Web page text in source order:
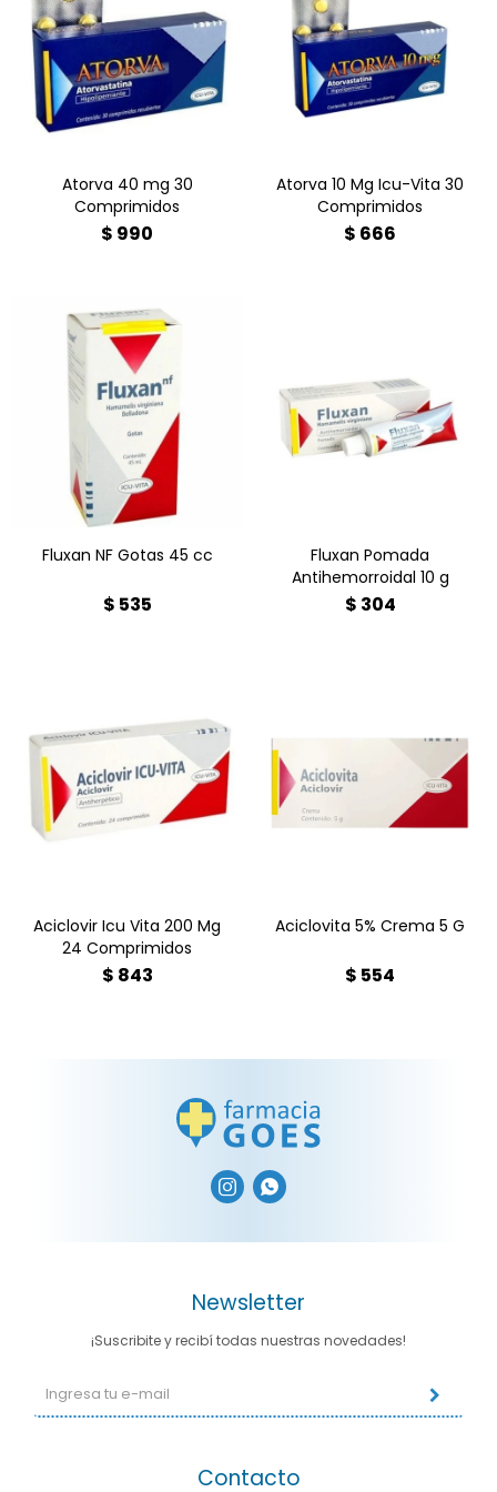
Atorva es un medicamento
hipolipemiante (estatina)
Atorvastatina.
Atorva 40 mg 30
Comprimidos
$ 990
para reducir el colesterol
total, LDL y triglicéridos,
indicado también para
disminuir el riesgo de
infarto y ACV en pacientes
con riesgo cardiovascular.
Atorva 10 Mg Icu-Vita 30
Comprimidos
$ 666
Fluxan NF Gotas 45 cc
$ 535
Fluxan Pomada
Antihemorroidal 10 g
$ 304
medicamento antiviral que
se usa para tratar
infecciones causadas por
ciertos tipos de virus, como
el herpes simple (herpes
labial y genital), la varicela
y el herpes zóster
Aciclovir Icu Vita 200 Mg
24 Comprimidos
$ 843
indicado para tratar
infecciones cutáneas por
virus del herpes simple,
como herpes labial y
genital. Lo puede encontrar
Aciclovita 5% Crema 5 G
$ 554
 
Contacto
Newsletter
¡Suscribite y recibí todas nuestras novedades!